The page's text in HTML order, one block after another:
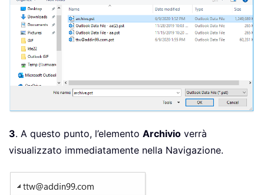
3. A questo punto, l’elemento Archivio verrà
visualizzato immediatamente nella Navigazione.